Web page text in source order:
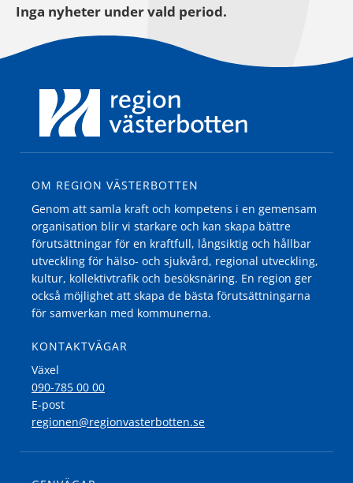
Inga nyheter under vald period.
OM REGION VÄSTERBOTTEN
Genom att samla kraft och kompetens i en gemensam
organisation blir vi starkare och kan skapa bättre
förutsättningar för en kraftfull, långsiktig och hållbar
utveckling för hälso- och sjukvård, regional utveckling,
kultur, kollektivtrafik och besöksnäring. En region ger
också möjlighet att skapa de bästa förutsättningarna
för samverkan med kommunerna.
KONTAKTVÄGAR
Växel
090-785 00 00
E-post
regionen@regionvasterbotten.se